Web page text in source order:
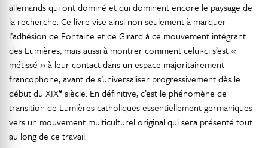
allemands qui ont dominé et qui dominent encore le paysage de
la recherche. Ce livre vise ainsi non seulement à marquer
l’adhésion de Fontaine et de Girard à ce mouvement intégrant
des Lumières, mais aussi à montrer comment celui-ci s’est «
métissé » à leur contact dans un espace majoritairement
francophone, avant de s’universaliser progressivement dès le
début du XIXe siècle. En définitive, c’est le phénomène de
transition de Lumières catholiques essentiellement germaniques
vers un mouvement multiculturel original qui sera présenté tout
au long de ce travail.